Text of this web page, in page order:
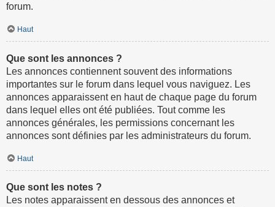
forum.
Haut
Que sont les annonces ?
Les annonces contiennent souvent des informations
importantes sur le forum dans lequel vous naviguez. Les
annonces apparaissent en haut de chaque page du forum
dans lequel elles ont été publiées. Tout comme les
annonces générales, les permissions concernant les
annonces sont définies par les administrateurs du forum.
Haut
Que sont les notes ?
Les notes apparaissent en dessous des annonces et